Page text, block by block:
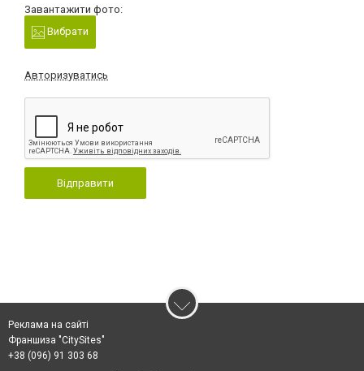
Завантажити фото:
Вибрати
Авторизуватись
Відправити
Реклама на сайті
Франшиза "CitySites"
+38 (096) 91 303 68